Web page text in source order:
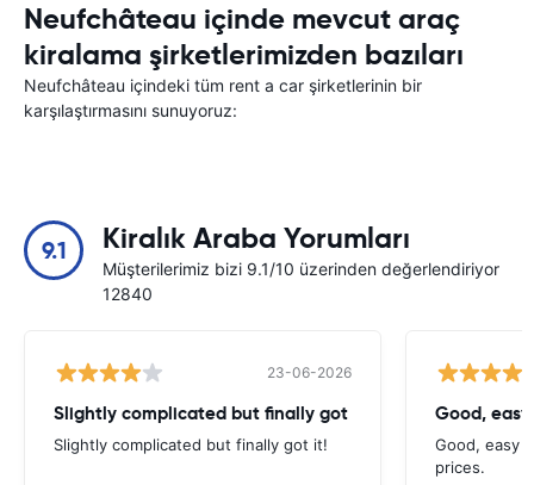
Neufchâteau içinde mevcut araç
kiralama şirketlerimizden bazıları
Neufchâteau içindeki tüm rent a car şirketlerinin bir
karşılaştırmasını sunuyoruz:
9.1 Kiralık Araba Yorumları
Müşterilerimiz bizi 9.1/10 üzerinden değerlendiriyor
12840
23-06-2026
Slightly complicated but finally got
Slightly complicated but finally got it!
Good,
Good, easy
prices.